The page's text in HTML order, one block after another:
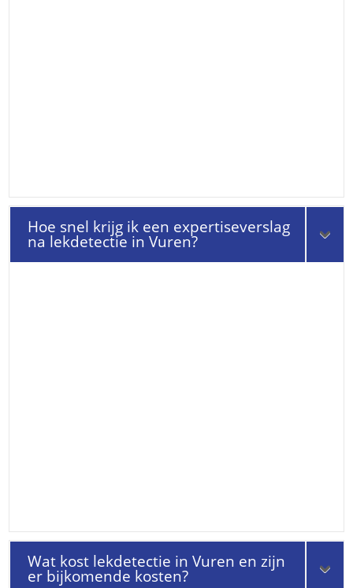
Hoe snel krijg ik een expertiseverslag
na lekdetectie in Vuren?
Wat kost lekdetectie in Vuren en zijn
er bijkomende kosten?